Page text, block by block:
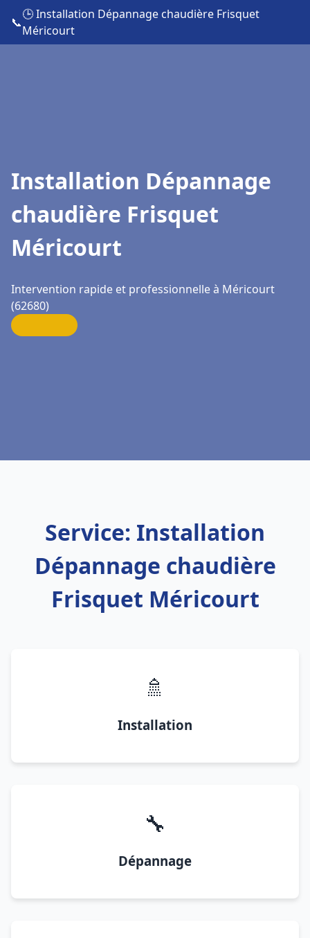
📞
🕒 Installation Dépannage chaudière Frisquet
Méricourt
Installation Dépannage
chaudière Frisquet
Méricourt
Intervention rapide et professionnelle à Méricourt
(62680)
Service: Installation
Dépannage chaudière
Frisquet Méricourt
🚿
Installation
🔧
Dépannage